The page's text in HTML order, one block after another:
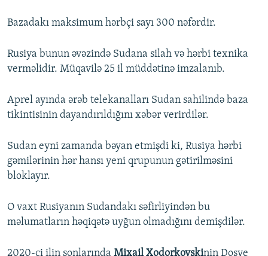
Bazadakı maksimum hərbçi sayı 300 nəfərdir.
Rusiya bunun əvəzində Sudana silah və hərbi texnika
verməlidir. Müqavilə 25 il müddətinə imzalanıb.
Aprel ayında ərəb telekanalları Sudan sahilində baza
tikintisinin dayandırıldığını xəbər verirdilər.
Sudan eyni zamanda bəyan etmişdi ki, Rusiya hərbi
gəmilərinin hər hansı yeni qrupunun gətirilməsini
bloklayır.
O vaxt Rusiyanın Sudandakı səfirliyindən bu
məlumatların həqiqətə uyğun olmadığını demişdilər.
2020-ci ilin sonlarında Mixail Xodorkovskinin Dosye